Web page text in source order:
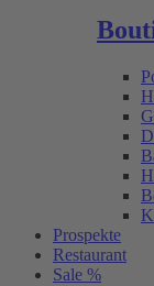
Prospekte
Restaurant
Sale %